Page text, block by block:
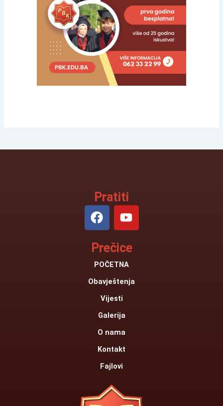
Pratiti
F
a
e
b
o
k
Y
o
t
u
e
Prečice
POČETNA
Obavještenja
Vijesti
Galerija
O nama
Kontakt
Fajlovi